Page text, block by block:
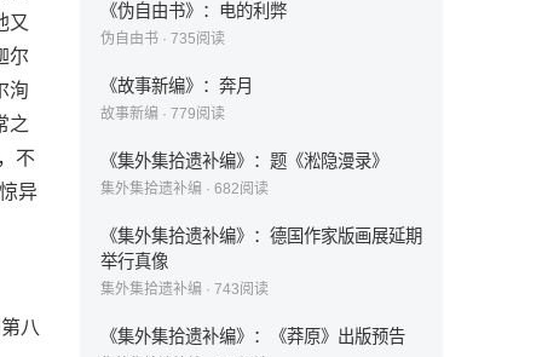
又
尔
洵
之
不
异
八
《伪自由书》：电的利弊
伪自由书 · 735阅读
《故事新编》：奔月
故事新编 · 779阅读
《集外集拾遗补编》：题《淞隐漫录》
集外集拾遗补编 · 682阅读
《集外集拾遗补编》：德国作家版画展延期
举行真像
集外集拾遗补编 · 743阅读
《集外集拾遗补编》：《莽原》出版预告